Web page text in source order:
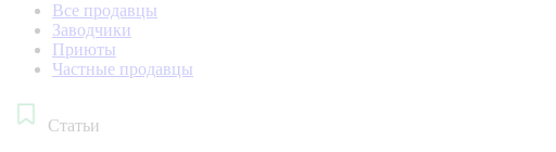
Все продавцы
Заводчики
Приюты
Частные продавцы
Статьи